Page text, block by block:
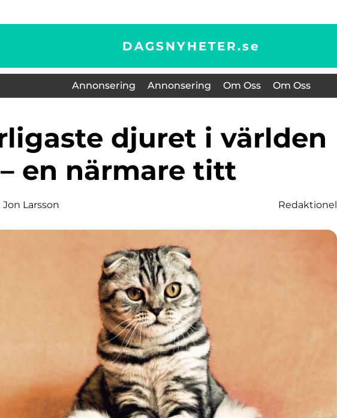
DAGSNYHETER.se
Annonsering Annonsering Om Oss Om Oss
– en närmare titt
Jon Larsson Redaktionel